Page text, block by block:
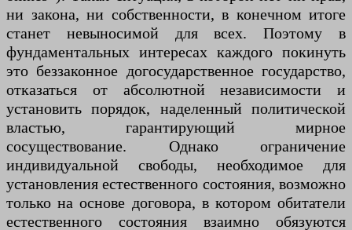
ни закона, ни собственности, в конечном итоге
станет невыносимой для всех. Поэтому в
фундаментальных интересах каждого покинуть
это беззаконное догосударственное государство,
отказаться от абсолютной независимости и
установить порядок, наделенный политической
властью, гарантирующий мирное
сосуществование. Однако ограничение
индивидуальной свободы, необходимое для
установления естественного состояния, возможно
только на основе договора, в котором обитатели
естественного состояния взаимно обязуются